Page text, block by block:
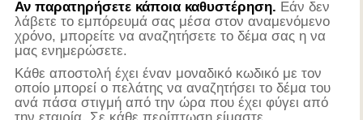
Αν παρατηρήσετε κάποια καθυστέρηση. Εάν δεν
λάβετε το εμπόρευμά σας μέσα στον αναμενόμενο
χρόνο, μπορείτε να αναζητήσετε το δέμα σας η να
μας ενημερώσετε.
Κάθε αποστολή έχει έναν μοναδικό κωδικό με τον
οποίο μπορεί ο πελάτης να αναζητήσει το δέμα του
ανά πάσα στιγμή από την ώρα που έχει φύγει από
την εταιρία. Σε κάθε περίπτωση είμαστε